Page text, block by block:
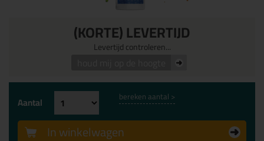
(KORTE) LEVERTIJD
Levertijd controleren...
Aantal bereken aantal >
In winkelwagen